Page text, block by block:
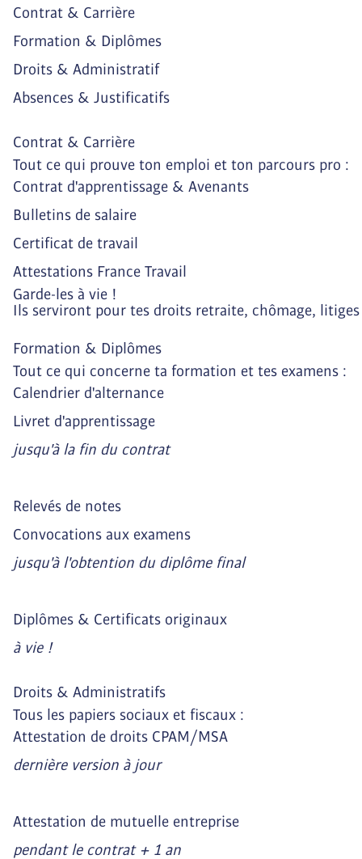
Contrat & Carrière
Formation & Diplômes
Droits & Administratif
Absences & Justificatifs
Contrat & Carrière
Tout ce qui prouve ton emploi et ton parcours pro :
Contrat d'apprentissage & Avenants
Bulletins de salaire
Certificat de travail
Attestations France Travail
Garde-les à vie !
Ils serviront pour tes droits retraite, chômage,
Formation & Diplômes
Tout ce qui concerne ta formation et tes examens :
Calendrier d'alternance
Livret d'apprentissage
jusqu'à la fin du contrat
Relevés de notes
Convocations aux examens
jusqu'à l'obtention du diplôme final
Diplômes & Certificats originaux
à vie !
Droits & Administratifs
Tous les papiers sociaux et fiscaux :
Attestation de droits CPAM/MSA
dernière version à jour
Attestation de mutuelle entreprise
pendant le contrat + 1 an